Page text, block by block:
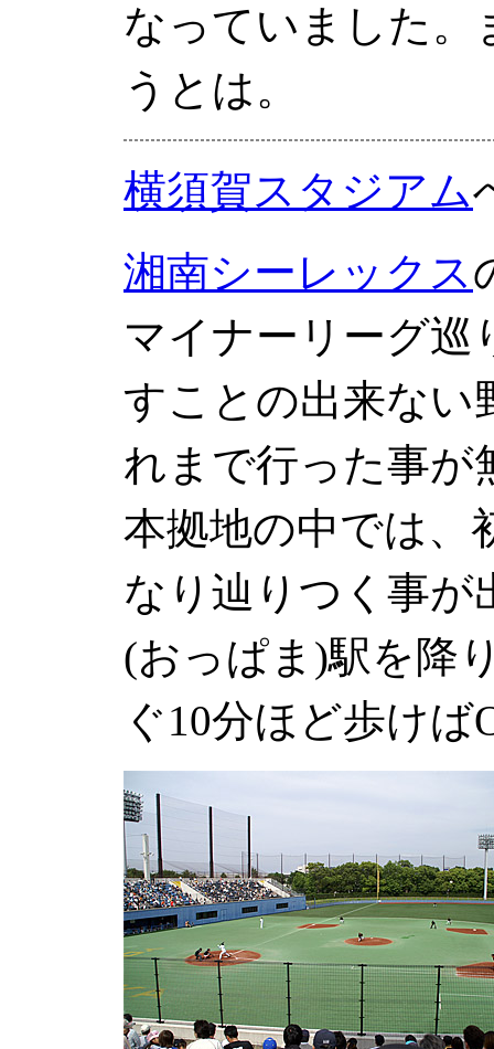
なっていました。
うとは。
横須賀スタジアム
湘南シーレックス
マイナーリーグ巡
すことの出来ない
れまで行った事が
本拠地の中では、
なり辿りつく事が
(おっぱま)駅を降
ぐ10分ほど歩け